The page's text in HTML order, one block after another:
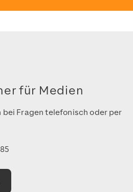
für Medien
bei Fragen telefonisch oder per